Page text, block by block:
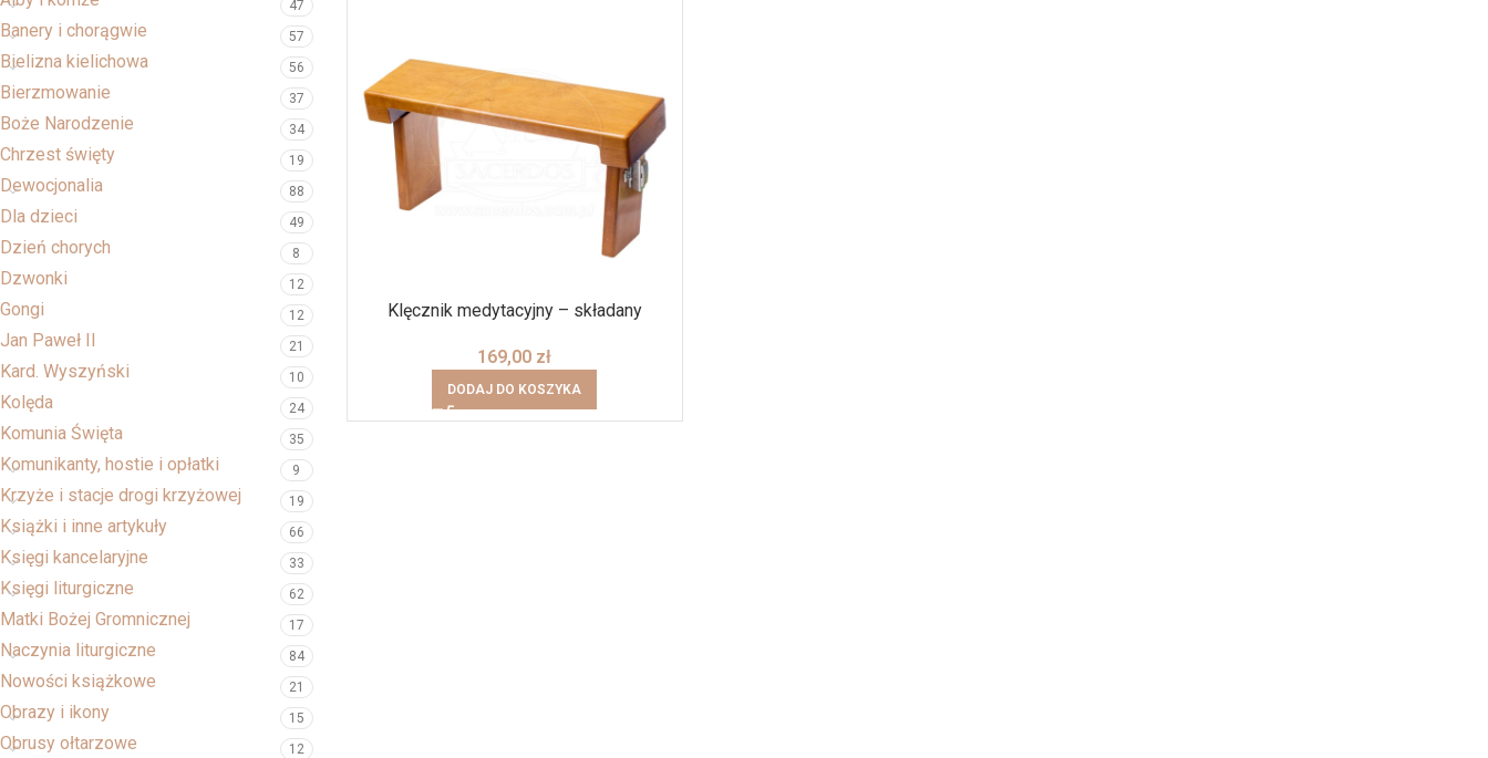
47
Banery i chorągwie 57
Bielizna kielichowa 56
Bierzmowanie 37
Boże Narodzenie 34
Chrzest święty 19
Dewocjonalia 88
Dla dzieci 49
Dzień chorych 8
Dzwonki 12
Gongi 12
Jan Paweł II 21
Kard. Wyszyński 10
Kolęda 24
Komunia Święta 35
Komunikanty, hostie i opłatki 9
Krzyże i stacje drogi krzyżowej 19
Książki i inne artykuły 66
Księgi kancelaryjne 33
Księgi liturgiczne 62
Matki Bożej Gromnicznej 17
Naczynia liturgiczne 84
Nowości książkowe 21
Obrazy i ikony 15
Obrusy ołtarzowe 12
Klęcznik medytacyjny – składany
169,00 zł
DODAJ DO KOSZYKA